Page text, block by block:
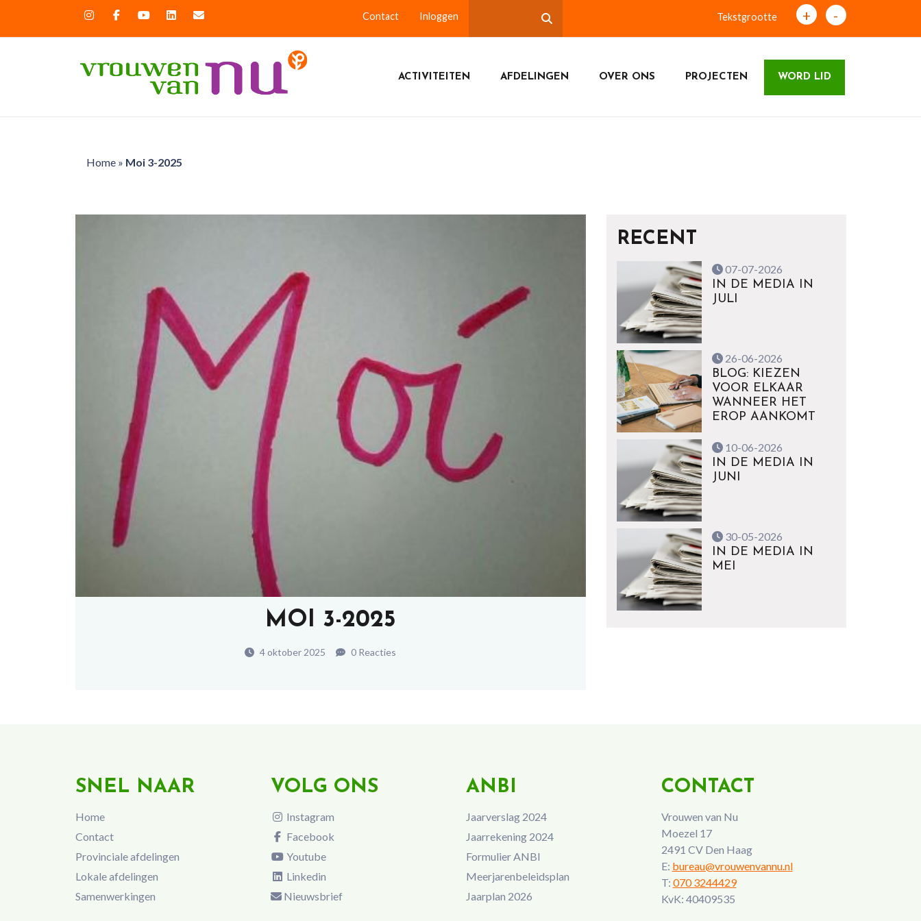
Contact Inloggen Tekstgrootte + -
ACTIVITEITEN AFDELINGEN OVER ONS PROJECTEN WORD LID
Home» Moi 3-2025
MOI 3-2025
4 oktober 2025 0 Reacties
RECENT
07-07-2026
IN DE MEDIA IN
JULI
26-06-2026
BLOG: KIEZEN
VOOR ELKAAR
WANNEER HET
EROP AANKOMT
10-06-2026
IN DE MEDIA IN
JUNI
30-05-2026
IN DE MEDIA IN
MEI
SNEL NAAR
Home
Contact
Provinciale afdelingen
Lokale afdelingen
Samenwerkingen
VOLG ONS
Instagram
Facebook
Youtube
Linkedin
Nieuwsbrief
ANBI
Jaarverslag 2024
Jaarrekening 2024
Formulier ANBI
Meerjarenbeleidsplan
Jaarplan 2026
CONTACT
Vrouwen van Nu
Moezel 17
2491 CV Den Haag
E: bureau@vrouwenvannu.nl
T: 070 3244429
KvK: 40409535